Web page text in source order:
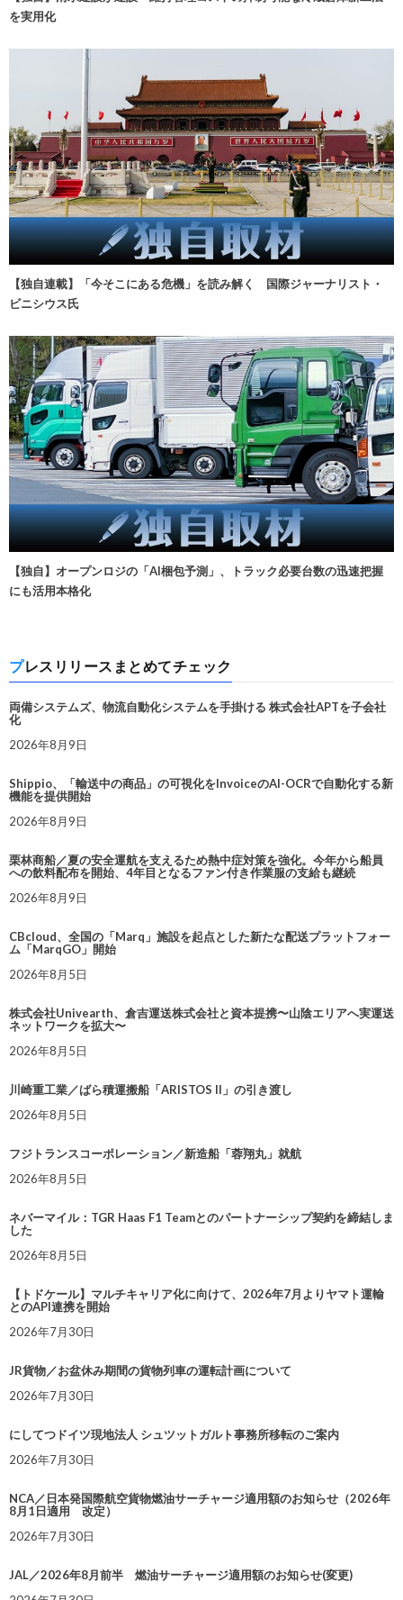
を実用化
【独自連載】「今そこにある危機」を読み解く 国際ジャーナリスト・
ビニシウス氏
【独自】オープンロジの「AI梱包予測」、トラック必要台数の迅速把握
にも活用本格化
プレスリリースまとめてチェック
両備システムズ、物流自動化システムを手掛ける 株式会社APTを子会社
化
2026年8月9日
Shippio、「輸送中の商品」の可視化をInvoiceのAI-OCRで自動化する新
機能を提供開始
2026年8月9日
栗林商船／夏の安全運航を支えるため熱中症対策を強化。今年から船員
への飲料配布を開始、4年目となるファン付き作業服の支給も継続
2026年8月9日
CBcloud、全国の「Marq」施設を起点とした新たな配送プラットフォー
ム「MarqGO」開始
2026年8月5日
株式会社Univearth、倉吉運送株式会社と資本提携〜山陰エリアへ実運送
ネットワークを拡大〜
2026年8月5日
川崎重工業／ばら積運搬船「ARISTOS II」の引き渡し
2026年8月5日
フジトランスコーポレーション／新造船「蓉翔丸」就航
2026年8月5日
ネバーマイル：TGR Haas F1 Teamとのパートナーシップ契約を締結しま
した
2026年8月5日
【トドケール】マルチキャリア化に向けて、2026年7月よりヤマト運輸
とのAPI連携を開始
2026年7月30日
JR貨物／お盆休み期間の貨物列車の運転計画について
2026年7月30日
にしてつドイツ現地法人 シュツットガルト事務所移転のご案内
2026年7月30日
NCA／日本発国際航空貨物燃油サーチャージ適用額のお知らせ（2026年
8月1日適用 改定）
2026年7月30日
JAL／2026年8月前半 燃油サーチャージ適用額のお知らせ(変更)